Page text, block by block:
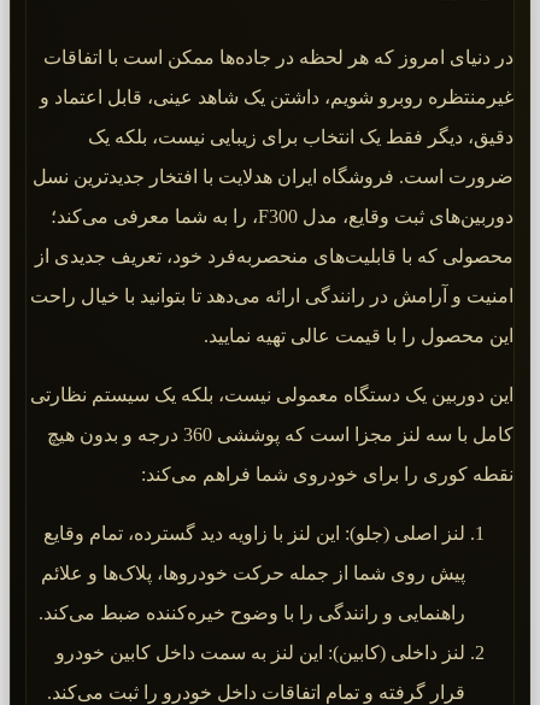
در دنیای امروز که هر لحظه در جاده‌ها ممکن است با اتفاقات
غیرمنتظره روبرو شویم، داشتن یک شاهد عینی، قابل اعتماد و
دقیق، دیگر فقط یک انتخاب برای زیبایی نیست، بلکه یک
ضرورت است. فروشگاه ایران هدلایت با افتخار جدیدترین نسل
دوربین‌های ثبت وقایع، مدل F300، را به شما معرفی می‌کند؛
محصولی که با قابلیت‌های منحصربه‌فرد خود، تعریف جدیدی از
امنیت و آرامش در رانندگی ارائه می‌دهد تا بتوانید با خیال راحت
این محصول را با قیمت عالی تهیه نمایید.
این دوربین یک دستگاه معمولی نیست، بلکه یک سیستم نظارتی
کامل با سه لنز مجزا است که پوششی 360 درجه و بدون هیچ
نقطه کوری را برای خودروی شما فراهم می‌کند:
لنز اصلی (جلو): این لنز با زاویه دید گسترده، تمام وقایع
پیش روی شما از جمله حرکت خودروها، پلاک‌ها و علائم
راهنمایی و رانندگی را با وضوح خیره‌کننده ضبط می‌کند.
لنز داخلی (کابین): این لنز به سمت داخل کابین خودرو
قرار گرفته و تمام اتفاقات داخل خودرو را ثبت می‌کند.